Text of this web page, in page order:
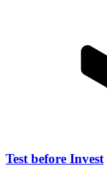
Test before Invest